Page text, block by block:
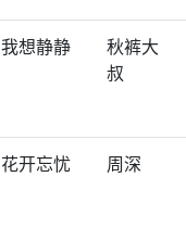
我想静静
秋裤大
叔
花开忘忧 周深